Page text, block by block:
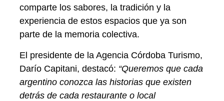
comparte los sabores, la tradición y la
experiencia de estos espacios que ya son
parte de la memoria colectiva.
El presidente de la Agencia Córdoba Turismo,
Darío Capitani, destacó: “Queremos que cada
argentino conozca las historias que existen
detrás de cada restaurante o local